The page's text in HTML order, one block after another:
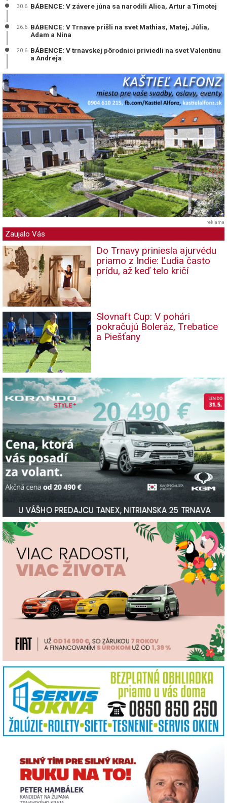
30.6. BÁBENCE: V závere júna sa narodili Alica, Artur a Timotej
26.6. BÁBENCE: V Trnave prišli na svet Mathias, Matej, Júlia,
Adam a Nina
20.6. BÁBENCE: V trnavskej pôrodnici priviedli na svet Valentínu
a Andreja
reklama
Zaujalo Vás
Do Trnavy priniesla ajurvédu
priamo z Indie: Ľudia často
prídu, až keď telo kričí
Slovnaft Cup: V pohári
pokračujú Boleráz, Trebatice
a Piešťany